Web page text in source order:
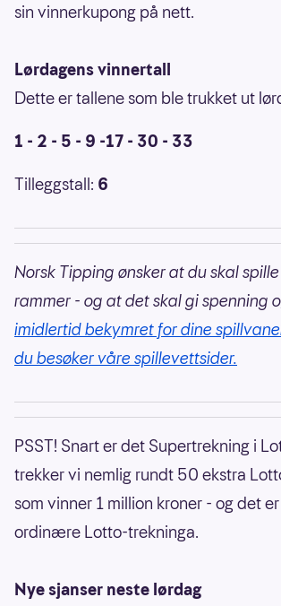
sin vinnerkupong på nett.
Lørdagens vinnertall
Dette er tallene som ble trukket ut
1 - 2 - 5 - 9 -17 - 30 - 33
Tilleggstall: 6
Norsk Tipping ønsker at du skal
rammer - og at det skal gi spenning
imidlertid bekymret for dine
du besøker våre spillevettsider.
PSST! Snart er det Supertrekning i
trekker vi nemlig rundt 50 ekstra
som vinner 1 million kroner - og det
ordinære Lotto-trekninga.
Nye sjanser neste lørdag